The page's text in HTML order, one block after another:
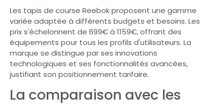
Les tapis de course Reebok proposent une gamme
variée adaptée à différents budgets et besoins. Les
prix s'échelonnent de 699€ à 1159€, offrant des
équipements pour tous les profils d'utilisateurs. La
marque se distingue par ses innovations
technologiques et ses fonctionnalités avancées,
justifiant son positionnement tarifaire.
La comparaison avec les